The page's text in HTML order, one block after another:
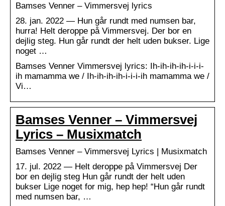
Bamses Venner – Vimmersvej lyrics
28. jan. 2022 — Hun går rundt med numsen bar,
hurra! Helt deroppe på Vimmersvej. Der bor en
dejlig steg. Hun går rundt der helt uden bukser. Lige
noget …
Bamses Venner Vimmersvej lyrics: Ih-ih-ih-ih-i-i-i-
ih mamamma we / Ih-ih-ih-ih-i-i-i-ih mamamma we /
Vi…
Bamses Venner – Vimmersvej
Lyrics – Musixmatch
Bamses Venner – Vimmersvej Lyrics | Musixmatch
17. jul. 2022 — Helt deroppe på Vimmersvej Der
bor en dejlig steg Hun går rundt der helt uden
bukser Lige noget for mig, hep hep! “Hun går rundt
med numsen bar, …